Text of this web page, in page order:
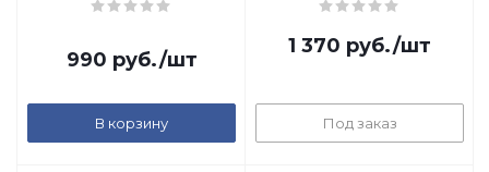
990 руб./шт
В корзину
1 370 руб./шт
Под заказ